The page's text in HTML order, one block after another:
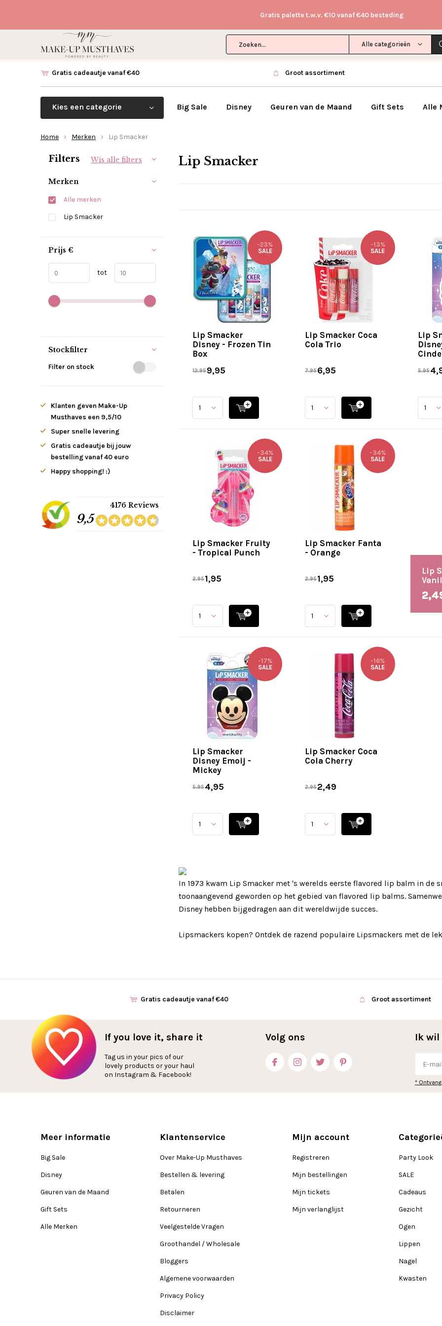
Alle categorieën
Gratis palette t.w.v. €10 vanaf €40 besteding
Gratis cadeautje vanaf €40 Groot assortiment
Kies een categorie Big Sale Disney Geuren van de Maand Gift Sets Alle
Home Merken Lip Smacker
Lip Smacker
Lip Smacker
Disney - Frozen Tin
Box
-23%
SALE
12,959,95
Lip Smacker Coca
Cola Trio
-13%
SALE
7,956,95
Lip
5,95
Lip Smacker Fruity
- Tropical Punch
-34%
SALE
2,951,95
Lip Smacker Fanta
- Orange
-34%
SALE
2,951,95
Lip
Lip Smacker
Disney Emoij -
Mickey
-17%
SALE
5,954,95
Lip Smacker Coca
Cola Cherry
-16%
SALE
2,952,49
In 1973 kwam Lip Smacker met 's werelds eerste flavored lip balm in de
toonaangevend geworden op het gebied van flavored lip balms.
Disney hebben bijgedragen aan dit wereldwijde succes.
Lipsmackers kopen? Ontdek de razend populaire Lipsmackers met de
Sorteren op:
Filters Wis alle filters
Merken
Alle merken
Lip Smacker
Prijs €
tot
Stockfilter
Filter on stock
Klanten geven Make-Up
Musthaves een 9,5/10
Super snelle levering
Gratis cadeautje bij jouw
bestelling vanaf 40 euro
Happy shopping! :)
9,5
4176 Reviews
Gratis cadeautje vanaf €40 Groot assortiment
If you love it, share it
Tag us in your pics of our
lovely products or your haul
on Instagram & Facebook!
Volg ons Ik wil
*
Meer informatie
Big Sale
Disney
Geuren van de Maand
Gift Sets
Alle Merken
Klantenservice
Over Make-Up Musthaves
Bestellen & levering
Betalen
Retourneren
Veelgestelde Vragen
Groothandel / Wholesale
Bloggers
Algemene voorwaarden
Privacy Policy
Disclaimer
Mijn account
Registreren
Mijn bestellingen
Mijn tickets
Mijn verlanglijst
Party Look
SALE
Cadeaus
Gezicht
Ogen
Lippen
Nagel
Kwasten